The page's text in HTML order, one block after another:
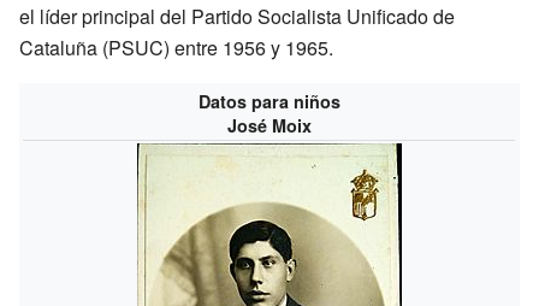
el líder principal del Partido Socialista Unificado de
Cataluña (PSUC) entre 1956 y 1965.
Datos para niños
José Moix